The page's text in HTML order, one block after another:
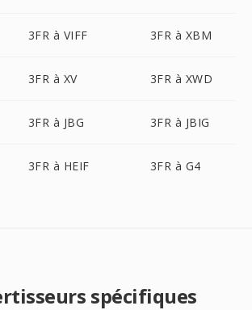
3FR à VIFF 3FR à XBM
3FR à XV 3FR à XWD
3FR à JBG 3FR à JBIG
3FR à HEIF 3FR à G4
spécifiques